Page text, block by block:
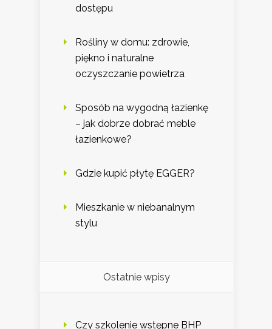
dostępu
Rośliny w domu: zdrowie,
piękno i naturalne
oczyszczanie powietrza
Sposób na wygodną łazienkę
– jak dobrze dobrać meble
łazienkowe?
Gdzie kupić płytę EGGER?
Mieszkanie w niebanalnym
stylu
Ostatnie wpisy
Czy szkolenie wstępne BHP